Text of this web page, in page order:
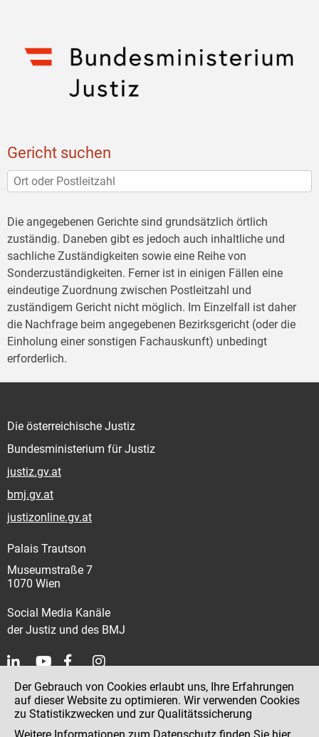
Gericht suchen
Die angegebenen Gerichte sind grundsätzlich örtlich
zuständig. Daneben gibt es jedoch auch inhaltliche und
sachliche Zuständigkeiten sowie eine Reihe von
Sonderzuständigkeiten. Ferner ist in einigen Fällen eine
eindeutige Zuordnung zwischen Postleitzahl und
zuständigem Gericht nicht möglich. Im Einzelfall ist daher
die Nachfrage beim angegebenen Bezirksgericht (oder die
Einholung einer sonstigen Fachauskunft) unbedingt
erforderlich.
Die österreichische Justiz
Bundesministerium für Justiz
justiz.gv.at
bmj.gv.at
justizonline.gv.at
Palais Trautson
Museumstraße 7
1070 Wien
Social Media Kanäle
der Justiz und des BMJ
Kontakt
Impressum
Der Gebrauch von Cookies erlaubt uns, Ihre Erfahrungen
auf dieser Website zu optimieren. Wir verwenden Cookies
zu Statistikzwecken und zur Qualitätssicherung